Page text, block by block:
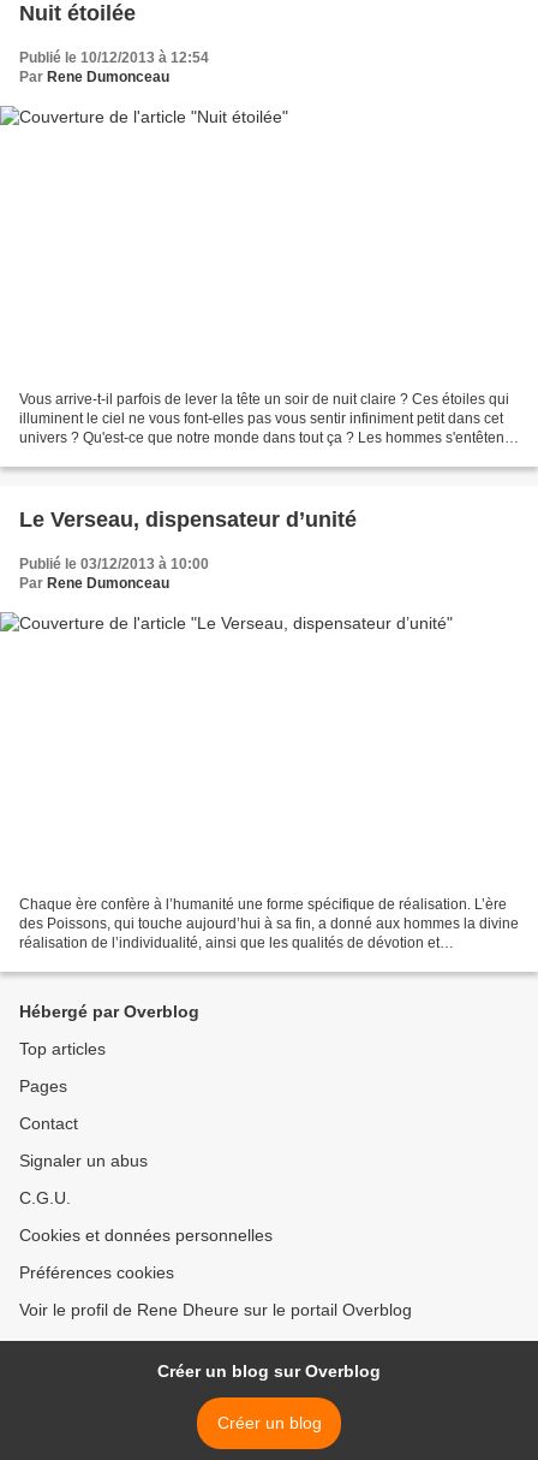
Nuit étoilée
Publié le 10/12/2013 à 12:54
Par Rene Dumonceau
Vous arrive-t-il parfois de lever la tête un soir de nuit claire ? Ces étoiles qui
illuminent le ciel ne vous font-elles pas vous sentir infiniment petit dans cet
univers ? Qu'est-ce que notre monde dans tout ça ? Les hommes s'entêtent
Le Verseau, dispensateur d’unité
Publié le 03/12/2013 à 10:00
Par Rene Dumonceau
Chaque ère confère à l’humanité une forme spécifique de réalisation. L’ère
des Poissons, qui touche aujourd’hui à sa fin, a donné aux hommes la divine
réalisation de l’individualité, ainsi que les qualités de dévotion et
Hébergé par Overblog
Top articles
Pages
Contact
Signaler un abus
C.G.U.
Cookies et données personnelles
Préférences cookies
Voir le profil de Rene Dheure sur le portail Overblog
Créer un blog sur Overblog
Créer un blog